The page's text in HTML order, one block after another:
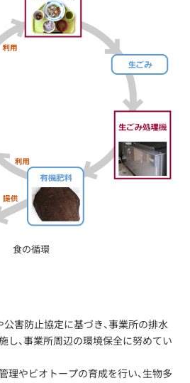
食の循環
公害防止協定に基づき、事業所の排水
し、事業所周辺の環境保全に努めてい
理やビオトープの育成を行い、生物多